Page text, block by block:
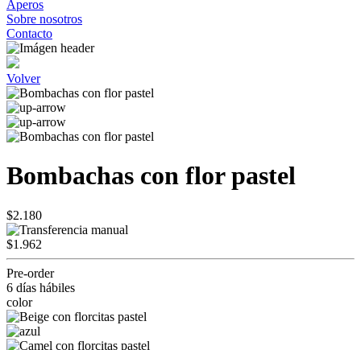
Aperos
Sobre nosotros
Contacto
Volver
Bombachas con flor pastel
$2.180
$1.962
Pre-order
6 días hábiles
color